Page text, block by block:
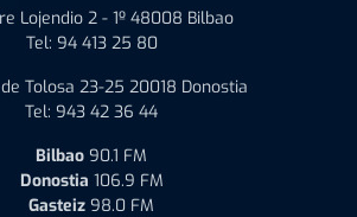
Lojendio 2 - 1º 48008 Bilbao
Tel: 94 413 25 80
Tolosa 23-25 20018 Donostia
Tel: 943 42 36 44
Bilbao 90.1 FM
Donostia 106.9 FM
Gasteiz 98.0 FM